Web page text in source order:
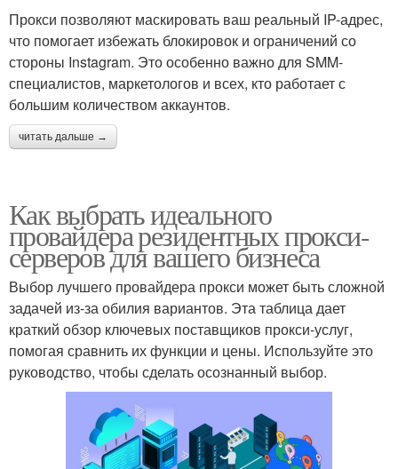
Прокси позволяют маскировать ваш реальный IP-адрес,
что помогает избежать блокировок и ограничений со
стороны Instagram. Это особенно важно для SMM-
специалистов, маркетологов и всех, кто работает с
большим количеством аккаунтов.
читать дальше →
Как выбрать идеального
провайдера резидентных прокси-
серверов для вашего бизнеса
Выбор лучшего провайдера прокси может быть сложной
задачей из-за обилия вариантов. Эта таблица дает
краткий обзор ключевых поставщиков прокси-услуг,
помогая сравнить их функции и цены. Используйте это
руководство, чтобы сделать осознанный выбор.